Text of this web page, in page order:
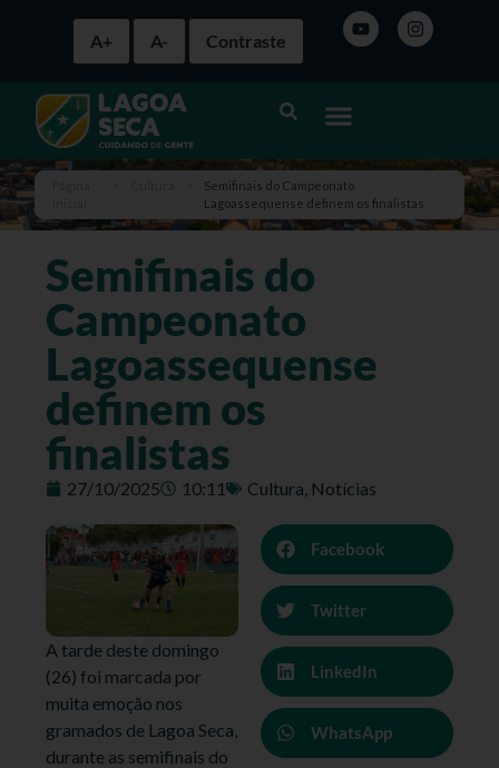
A+ A- Contraste
Semifinais do Campeonato
Lagoassequense definem os finalistas
Semifinais do
Campeonato
Lagoassequense
definem os
finalistas
27/10/2025 10:11 Cultura, Notícias
A tarde deste domingo
(26) foi marcada por
muita emoção nos
gramados de Lagoa Seca,
durante as semifinais do
Facebook
Twitter
LinkedIn
WhatsApp